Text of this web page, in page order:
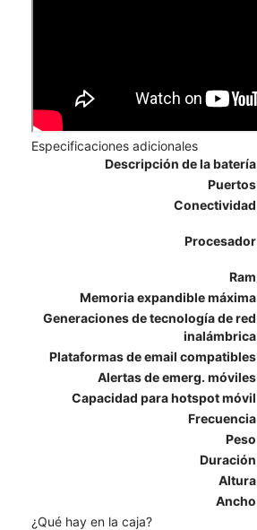
Especificaciones adicionales
Descripción de la batería
Puertos
Conectividad
Procesador
Ram
Memoria expandible máxima
Generaciones de tecnología de red
inalámbrica
Plataformas de email compatibles
Alertas de emerg. móviles
Capacidad para hotspot móvil
Frecuencia
Peso
Duración
Altura
Ancho
¿Qué hay en la caja?